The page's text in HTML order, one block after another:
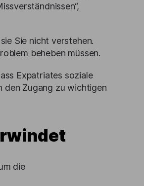
Sie nicht verstehen.
beheben müssen.
Expatriates soziale
den Zugang zu wichtigen
die